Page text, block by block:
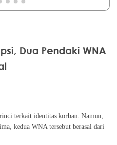
Dua Pendaki WNA
terkait identitas korban. Namun,
kedua WNA tersebut berasal dari